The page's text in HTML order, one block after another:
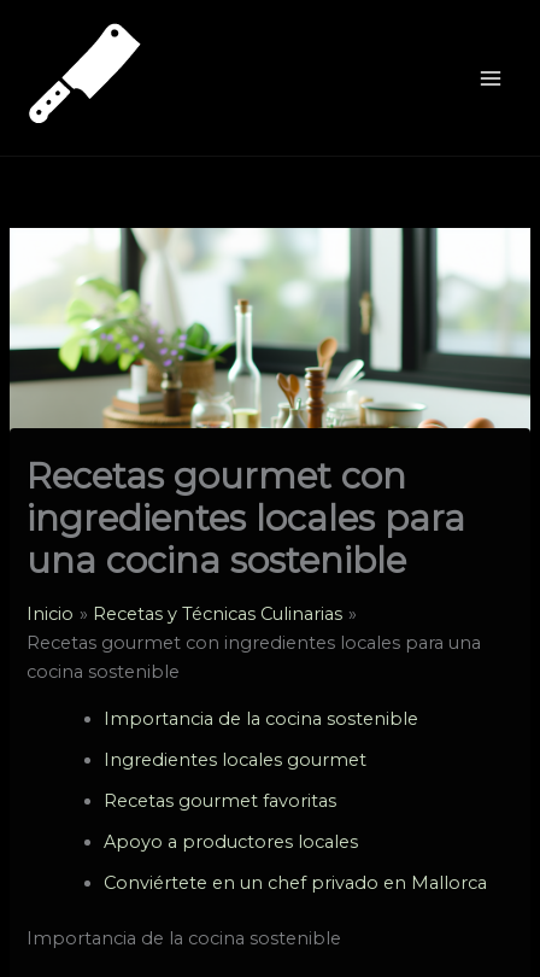
contenido
Recetas gourmet con
ingredientes locales para
una cocina sostenible
Inicio
Recetas y Técnicas Culinarias
Recetas gourmet con ingredientes locales para una
cocina sostenible
Importancia de la cocina sostenible
Ingredientes locales gourmet
Recetas gourmet favoritas
Apoyo a productores locales
Conviértete en un chef privado en Mallorca
Importancia de la cocina sostenible